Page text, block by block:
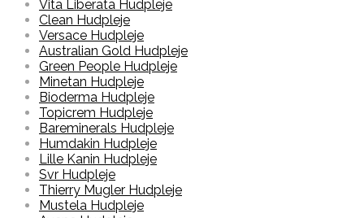
Vita Liberata Hudpleje
Clean Hudpleje
Versace Hudpleje
Australian Gold Hudpleje
Green People Hudpleje
Minetan Hudpleje
Bioderma Hudpleje
Topicrem Hudpleje
Bareminerals Hudpleje
Humdakin Hudpleje
Lille Kanin Hudpleje
Svr Hudpleje
Thierry Mugler Hudpleje
Mustela Hudpleje